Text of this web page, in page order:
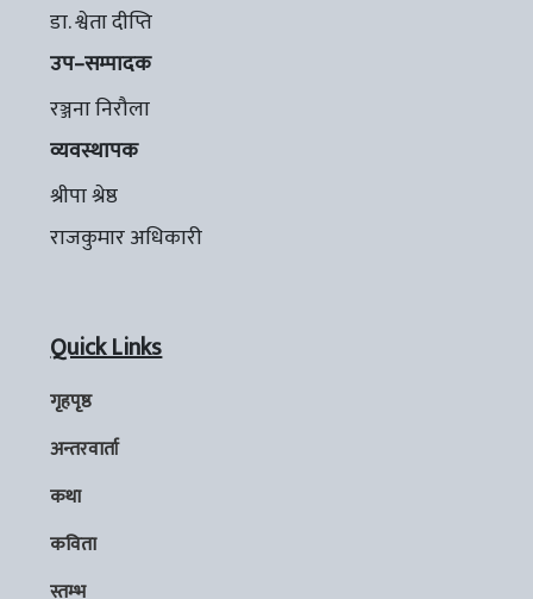
डा. श्वेता दीप्ति
उप–सम्पादक
रञ्जना निरौला
व्यवस्थापक
श्रीपा श्रेष्ठ
राजकुमार अधिकारी
Quick Links
गृहपृष्ठ
अन्तरवार्ता
कथा
कविता
स्तम्भ